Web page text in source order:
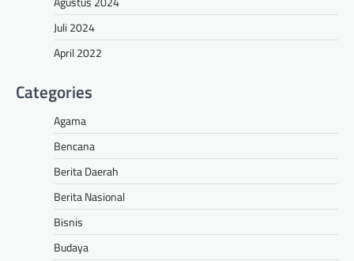
Juli 2024
April 2022
Categories
Agama
Bencana
Berita Daerah
Berita Nasional
Bisnis
Budaya